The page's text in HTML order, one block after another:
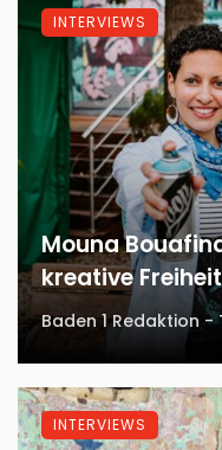
Mouna
kreative Freiheit
Baden 1 Redaktion -
INTERVIEWS
INTERVIEWS